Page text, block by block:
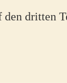
den dritten